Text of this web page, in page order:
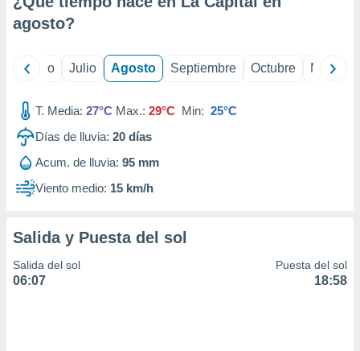
e
publicidad
publicidad
de
agosto?
Junio Julio Agosto Septiembre Octubre
T. Media: 27°C Max.: 29°C Min: 25°C
Días de lluvia: 20 días
Acum. de lluvia: 95 mm
Viento medio: 15 km/h
Salida y Puesta del sol
Salida del sol
06:07
Puesta del sol
18:58